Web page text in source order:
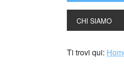
CHI SIAMO
Ti trovi qui: